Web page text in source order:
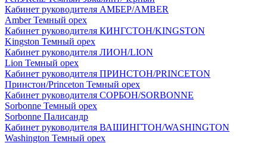
Кабинет руководителя АМБЕР/AMBER
Amber Темный орех
Кабинет руководителя КИНГСТОН/KINGSTON
Kingston Темный орех
Кабинет руководителя ЛИОН/LION
Lion Темный орех
Кабинет руководителя ПРИНСТОН/PRINCETON
Принстон/Princeton Темный орех
Кабинет руководителя СОРБОН/SORBONNE
Sorbonne Темный орех
Sorbonne Палисандр
Кабинет руководителя ВАШИНГТОН/WASHINGTON
Washington Темный орех